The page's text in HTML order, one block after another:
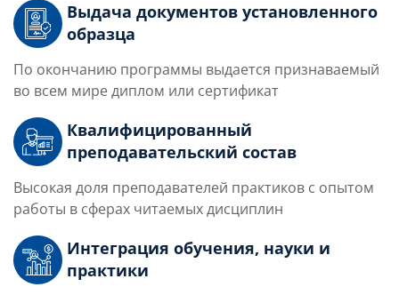
Выдача документов установленного
образца
По окончанию программы выдается признаваемый
во всем мире диплом или сертификат
Квалифицированный
преподавательский состав
Высокая доля преподавателей практиков с опытом
работы в сферах читаемых дисциплин
Интеграция обучения, науки и
практики